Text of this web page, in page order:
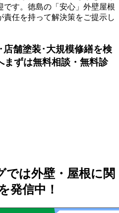
です。徳島の「安心」外壁屋根
任を持って解決策をご提示し